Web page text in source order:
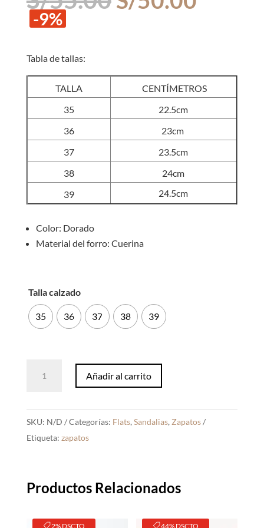
precio precio
-9%
Tabla de tallas:
TALLA
CENTÍMETROS
35
22.5cm
36
23cm
37
23.5cm
38
24cm
39
24.5cm
Color: Dorado
Material del forro: Cuerina
Talla calzado
35 36 37 38 39
Minerva
Añadir al carrito
SKU: N/D Categorías: Flats, Sandalias, Zapatos
Etiqueta: zapatos
Productos Relacionados
2% DSCTO 44% DSCTO